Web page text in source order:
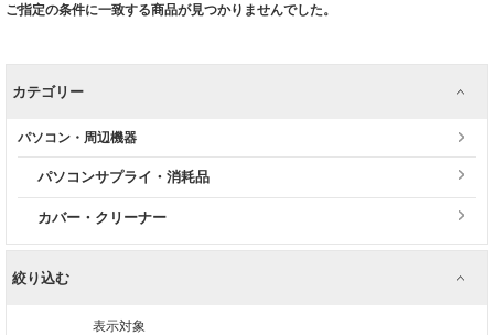
ご指定の条件に一致する商品が見つかりませんでした。
カテゴリー
パソコン・周辺機器
パソコンサプライ・消耗品
カバー・クリーナー
絞り込む
表示対象